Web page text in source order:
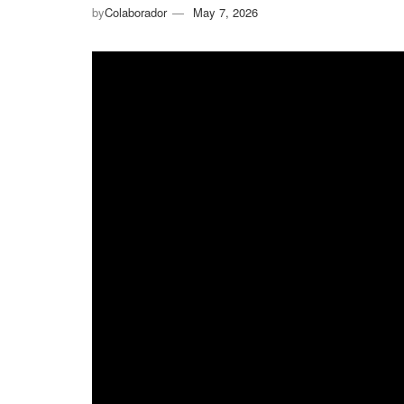
byColaborador May 7, 2026